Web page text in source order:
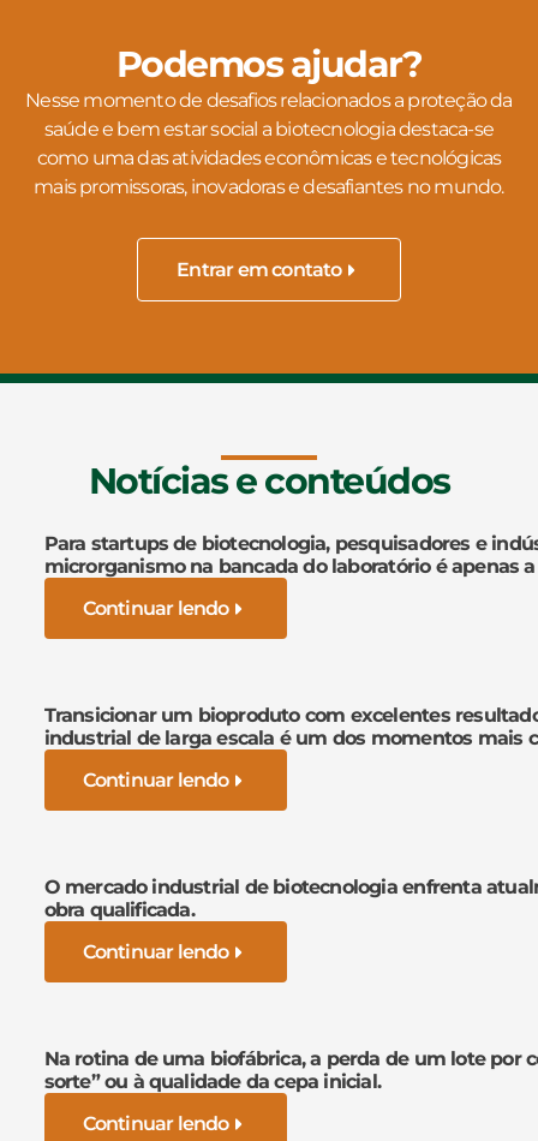
Podemos ajudar?
Nesse momento de desafios relacionados a proteção da
saúde e bem estar social a biotecnologia destaca-se
como uma das atividades econômicas e tecnológicas
mais promissoras, inovadoras e desafiantes no mundo.
Entrar em contato
Notícias e conteúdos
Para startups de biotecnologia, pesquisadores e
microrganismo na bancada do laboratório é apenas
Continuar lendo
Transicionar um bioproduto com excelentes
industrial de larga escala é um dos momentos mais
Continuar lendo
O mercado industrial de biotecnologia enfrenta
obra qualificada.
Continuar lendo
Na rotina de uma biofábrica, a perda de um lote por
sorte” ou à qualidade da cepa inicial.
Continuar lendo